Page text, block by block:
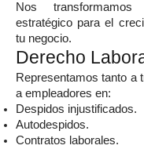
Nos
estratégico para el
tu negocio.
Derecho
Representamos tanto a
a empleadores en:
Despidos injustificados.
Autodespidos.
Contratos laborales.